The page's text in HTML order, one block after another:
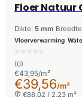
Floer Natuur
Dikte: 5 mm
Vloerverwarming
(0)
€43,95/m²
€39,56/m²
€88,02 / 2,23 m²